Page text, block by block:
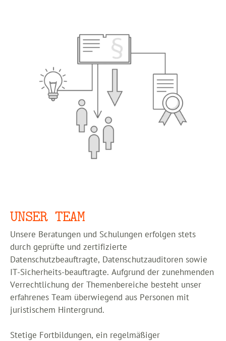
UNSER TEAM
Unsere Beratungen und Schulungen erfolgen stets
durch geprüfte und zertifizierte
Datenschutzbeauftragte, Datenschutzauditoren sowie
IT-Sicherheits-beauftragte. Aufgrund der zunehmenden
Verrechtlichung der Themenbereiche besteht unser
erfahrenes Team überwiegend aus Personen mit
juristischem Hintergrund.
Stetige Fortbildungen, ein regelmäßiger